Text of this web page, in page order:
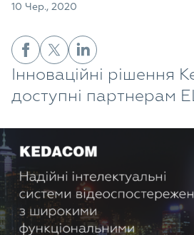
10 Чер., 2020
Інноваційні рішення
доступні партнерам